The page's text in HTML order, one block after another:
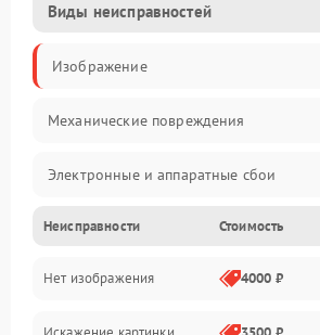
Виды неисправностей
Изображение
Механические повреждения
Электронные и аппаратные сбои
Неисправности сенсора и оптики
Программные ошибки
Неисправности Стоимость
Нет изображения 4000 ₽